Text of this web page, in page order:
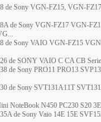
de Sony VGN-FZ15, VGN-
de Sony VGN-FZ17 VGN-
de Sony VAIO VGN-FZ15
de SONY VAIO C CA CB
de Sony PRO11 PRO13
de Sony SVT131A11T
NoteBook N450 PC230 S20
de Sony Vaio 14E 15E